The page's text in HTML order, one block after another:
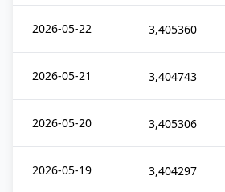
2026-05-22 3,405360
2026-05-21 3,404743
2026-05-20 3,405306
2026-05-19 3,404297